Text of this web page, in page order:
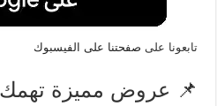
تابعونا على صفحتنا على الفيسبوك
📌 عروض مميزة تهمك